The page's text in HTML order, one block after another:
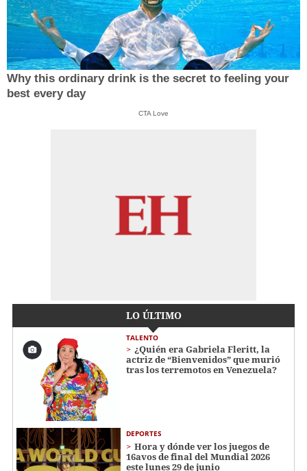
Why this ordinary drink is the secret to feeling your
best every day
CTA Love
LO ÚLTIMO
TALENTO
¿Quién era Gabriela Fleritt, la
actriz de “Bienvenidos” que murió
tras los terremotos en Venezuela?
DEPORTES
Hora y dónde ver los juegos de
16avos de final del Mundial 2026
este lunes 29 de junio